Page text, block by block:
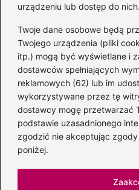
urządzeniu lub dostęp do nich.
Twoje dane osobowe będą
Twojego urządzenia (pliki
itp.) mogą być wyświetlane i
dostawców spełniających
reklamowych (62) lub im
wykorzystywane przez tę
dostawcy mogę przetwarzać
podstawie uzasadnionego
zgodzić nie akceptując
poniżej.
Odkryj
„Jaś i
świat: